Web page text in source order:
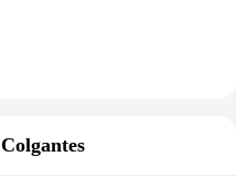
Colgantes